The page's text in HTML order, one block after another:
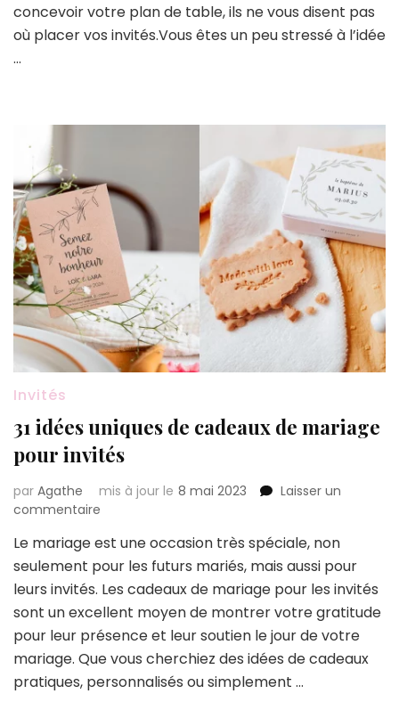
de
concevoir votre plan de table, ils ne vous disent pas
où placer vos invités.Vous êtes un peu stressé à l’idée
…
Invités
31 idées uniques de cadeaux de mariage
pour invités
par Agathe mis à jour le 8 mai 2023
Laisser un
commentaire
idées
uniques
de
cadeaux
de
mariage
pour
invités
Le mariage est une occasion très spéciale, non
seulement pour les futurs mariés, mais aussi pour
leurs invités. Les cadeaux de mariage pour les invités
sont un excellent moyen de montrer votre gratitude
pour leur présence et leur soutien le jour de votre
mariage. Que vous cherchiez des idées de cadeaux
pratiques, personnalisés ou simplement …